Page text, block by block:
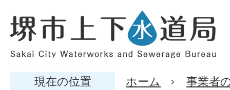
現在の位置 ホーム 事業者